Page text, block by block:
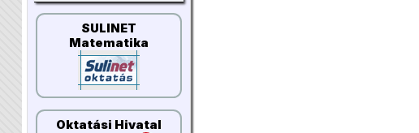
SULINET
Matematika
Oktatási Hivatal